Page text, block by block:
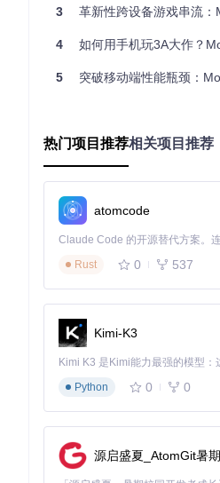
音频问题与高级优化策略
音频异常通常表现为无声或断
对于高级用户，可以通过调整
最佳实践与预防措施
为获得最佳串流体验，建议遵
使用高质量WiFi路由器，最好
获取帮助。记住，稳定的网络
moonlight-android
GameStream client for
3 革新性跨设备游戏串流
4 如何用手机玩3A大作？
5 突破移动端性能瓶颈：
热门项目推荐相关项目推荐
atomcode
Rust
0 537
Kimi-K3
Python
0 0
源启盛夏_AtomGit暑